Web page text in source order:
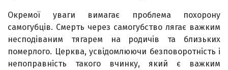
Окремої уваги вимагає проблема похорону
самогубців. Смерть через самогубство лягає важким
несподі­ваним тягарем на родичів та близьких
померлого. Церква, усвідомлюючи безповоротність і
непоправність такого вчинку, який є важким